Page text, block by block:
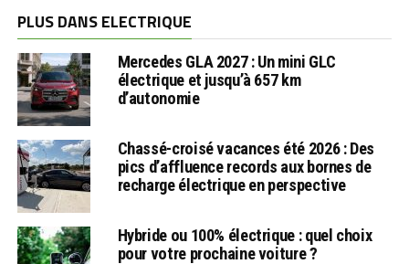
PLUS DANS ELECTRIQUE
Mercedes GLA 2027 : Un mini GLC
électrique et jusqu’à 657 km
d’autonomie
Chassé-croisé vacances été 2026 : Des
pics d’affluence records aux bornes de
recharge électrique en perspective
Hybride ou 100% électrique : quel choix
pour votre prochaine voiture ?